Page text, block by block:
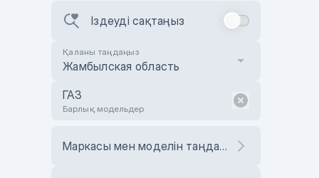
Іздеуді сақтаңыз
Қаланы таңдаңыз
Жамбылская область
ГАЗ
Барлық модельдер
Маркасы мен моделін таңдаңыз